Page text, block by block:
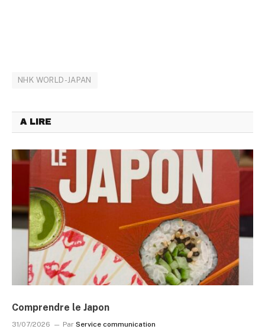
NHK WORLD-JAPAN
A LIRE
Comprendre le Japon
31/07/2026 Par Service communication